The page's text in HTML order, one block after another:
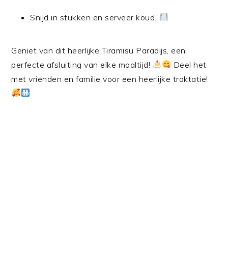
Snijd in stukken en serveer koud.
Geniet van dit heerlijke Tiramisu Paradijs, een
perfecte afsluiting van elke maaltijd!
Deel het
met vrienden en familie voor een heerlijke traktatie!